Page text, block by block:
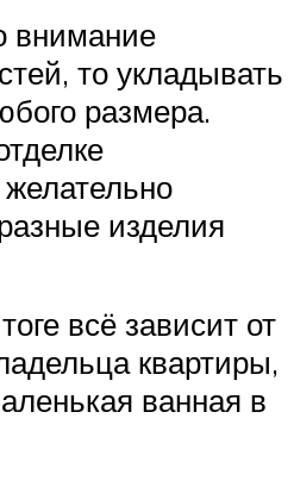
внимание
то укладывать
размера.
изделия
всё зависит от
квартиры,
ванная в